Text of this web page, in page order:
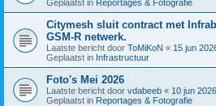
Geplaatst in Reportages & Fotografie
Citymesh sluit contract met
GSM-R netwerk.
Laatste bericht door ToMiKoN « 15 jun
Geplaatst in Infrastructuur
Foto's Mei 2026
Laatste bericht door vdabeeb « 10 jun
Geplaatst in Reportages & Fotografie